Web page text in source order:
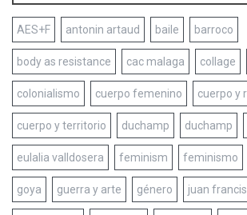
AES+F antonin artaud baile barroco
body as resistance cac malaga collage
colonialismo cuerpo femenino cuerpo y
cuerpo y territorio duchamp duchamp
eulalia valldosera feminism feminismo
goya guerra y arte género juan